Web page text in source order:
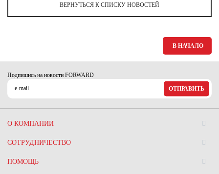
Ярославская область (1)ВЕРНУТЬСЯ К СПИСКУ НОВОСТЕЙ
В НАЧАЛО
Подпишись на новости FORWARD
ОТПРАВИТЬ
О КОМПАНИИ
СОТРУДНИЧЕСТВО
ПОМОЩЬ